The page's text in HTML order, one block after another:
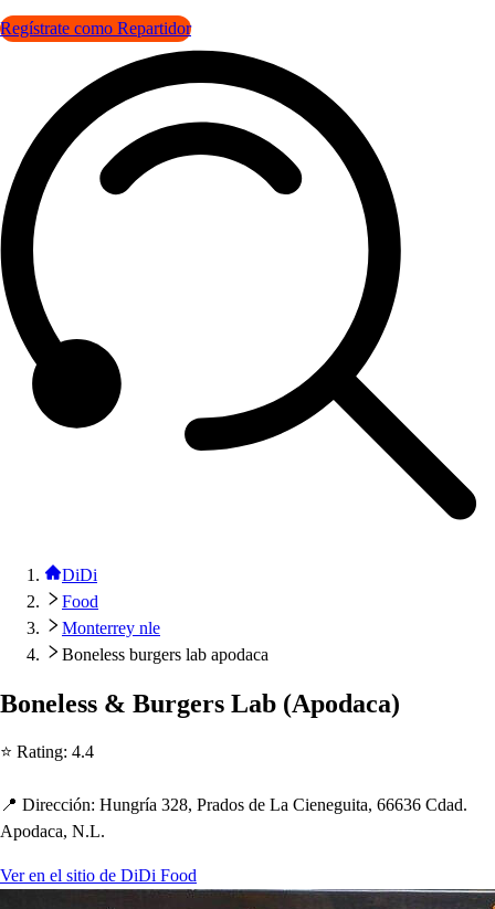
Regístrate como Repartidor
DiDi
Food
Monterrey nle
Boneless burgers lab apodaca
Boneless & Burgers Lab (Apodaca)
⭐ Rating: 4.4
📍 Dirección: Hungría 328, Prados de La Cieneguita, 66636 Cdad.
Apodaca, N.L.
Ver en el sitio de DiDi Food